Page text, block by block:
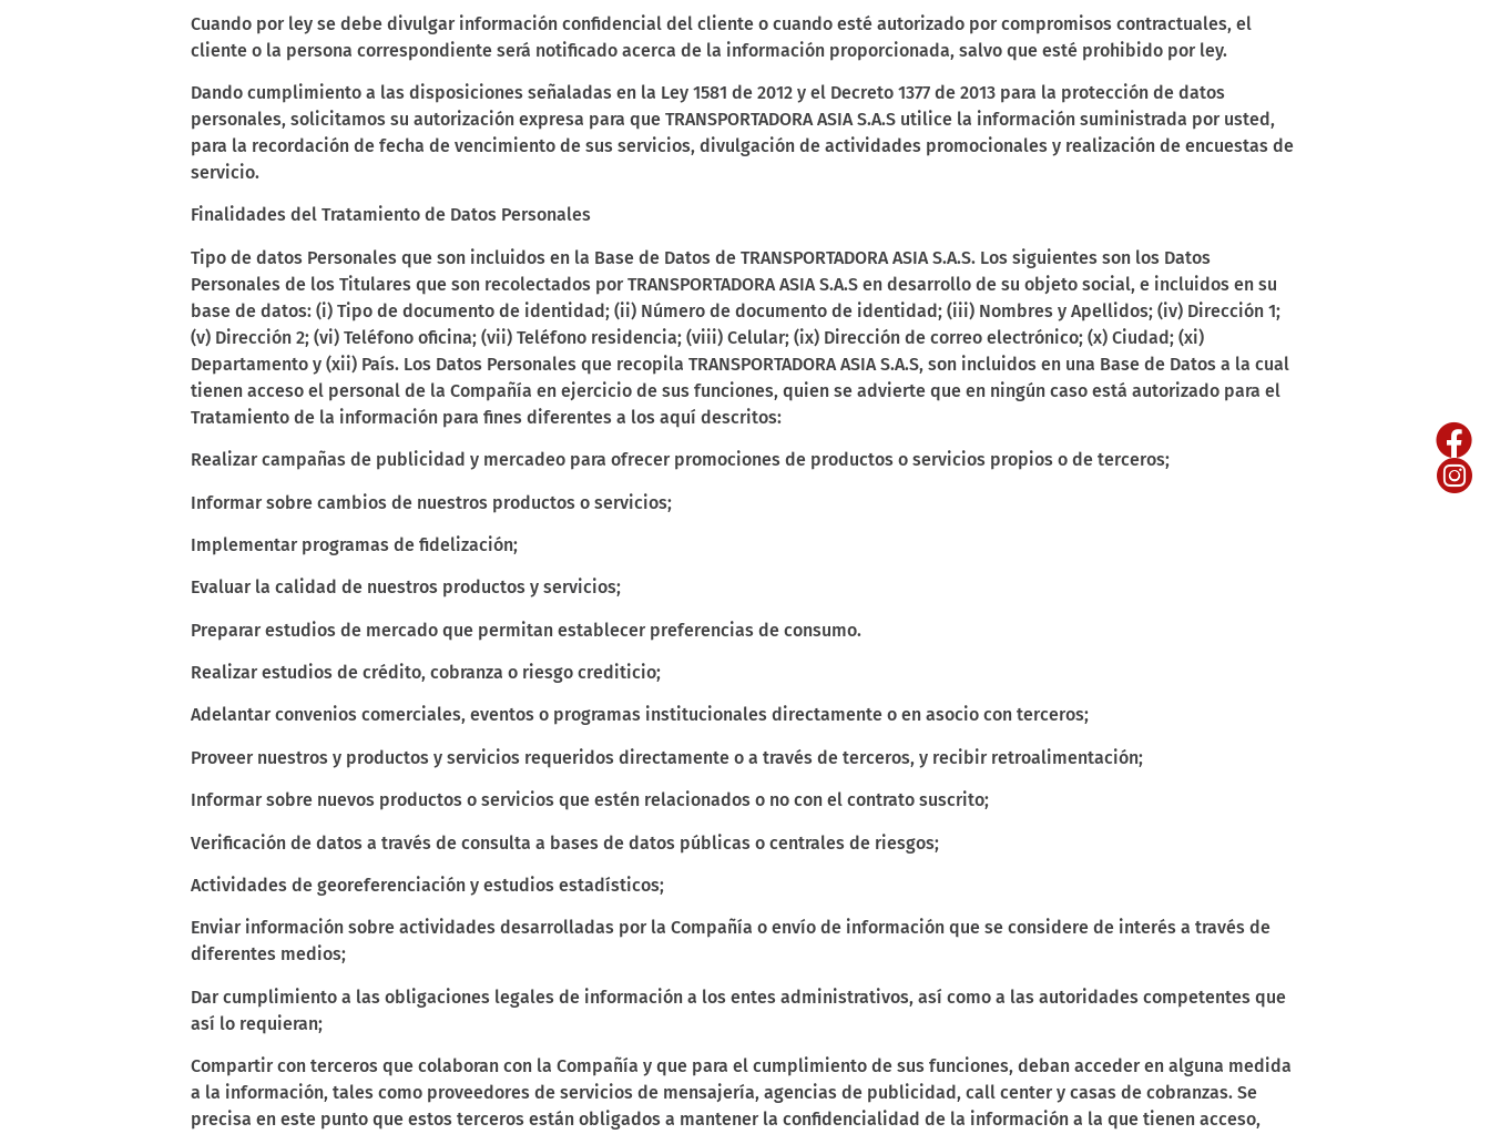
Cuando por ley se debe divulgar información confidencial del cliente o cuando esté autorizado por compromisos contractuales, el
cliente o la persona correspondiente será notificado acerca de la información proporcionada, salvo que esté prohibido por ley.
Dando cumplimiento a las disposiciones señaladas en la Ley 1581 de 2012 y el Decreto 1377 de 2013 para la protección de datos
personales, solicitamos su autorización expresa para que TRANSPORTADORA ASIA S.A.S utilice la información suministrada por usted,
para la recordación de fecha de vencimiento de sus servicios, divulgación de actividades promocionales y realización de encuestas de
servicio.
Finalidades del Tratamiento de Datos Personales
Tipo de datos Personales que son incluidos en la Base de Datos de TRANSPORTADORA ASIA S.A.S. Los siguientes son los Datos
Personales de los Titulares que son recolectados por TRANSPORTADORA ASIA S.A.S en desarrollo de su objeto social, e incluidos en su
base de datos: (i) Tipo de documento de identidad; (ii) Número de documento de identidad; (iii) Nombres y Apellidos; (iv) Dirección 1;
(v) Dirección 2; (vi) Teléfono oficina; (vii) Teléfono residencia; (viii) Celular; (ix) Dirección de correo electrónico; (x) Ciudad; (xi)
Departamento y (xii) País. Los Datos Personales que recopila TRANSPORTADORA ASIA S.A.S, son incluidos en una Base de Datos a la cual
tienen acceso el personal de la Compañía en ejercicio de sus funciones, quien se advierte que en ningún caso está autorizado para el
Tratamiento de la información para fines diferentes a los aquí descritos:
Realizar campañas de publicidad y mercadeo para ofrecer promociones de productos o servicios propios o de terceros;
Informar sobre cambios de nuestros productos o servicios;
Implementar programas de fidelización;
Evaluar la calidad de nuestros productos y servicios;
Preparar estudios de mercado que permitan establecer preferencias de consumo.
Realizar estudios de crédito, cobranza o riesgo crediticio;
Adelantar convenios comerciales, eventos o programas institucionales directamente o en asocio con terceros;
Proveer nuestros y productos y servicios requeridos directamente o a través de terceros, y recibir retroalimentación;
Informar sobre nuevos productos o servicios que estén relacionados o no con el contrato suscrito;
Verificación de datos a través de consulta a bases de datos públicas o centrales de riesgos;
Actividades de georeferenciación y estudios estadísticos;
Enviar información sobre actividades desarrolladas por la Compañía o envío de información que se considere de interés a través de
diferentes medios;
Dar cumplimiento a las obligaciones legales de información a los entes administrativos, así como a las autoridades competentes que
así lo requieran;
Compartir con terceros que colaboran con la Compañía y que para el cumplimiento de sus funciones, deban acceder en alguna medida
a la información, tales como proveedores de servicios de mensajería, agencias de publicidad, call center y casas de cobranzas. Se
precisa en este punto que estos terceros están obligados a mantener la confidencialidad de la información a la que tienen acceso,